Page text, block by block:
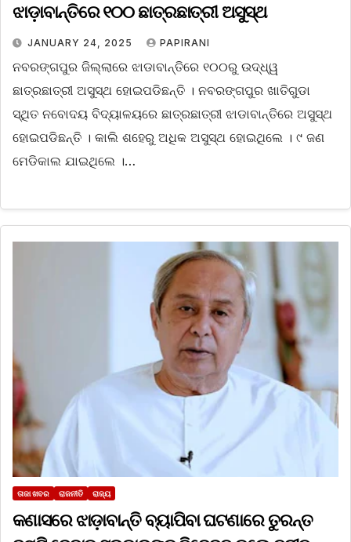
ଝାଡ଼ାବାନ୍ତିରେ ୧୦୦ ଛାତ୍ରଛାତ୍ରୀ ଅସୁସ୍ଥ
JANUARY 24, 2025 PAPIRANI
ନବରଙ୍ଗପୁର ଜିଲ୍ଲାରେ ଝାଡାବାନ୍ତିରେ ୧୦୦ରୁ ଉଦ୍ଧ୍ୱ
ଛାତ୍ରଛାତ୍ରୀ ଅସୁସ୍ଥ ହୋଇପଡିଛନ୍ତି । ନବରଙ୍ଗପୁର ଖାତିଗୁଡା
ସ୍ଥିତ ନବୋଦୟ ବିଦ୍ୟାଳୟରେ ଛାତ୍ରଛାତ୍ରୀ ଝାଡାବାନ୍ତିରେ ଅସୁସ୍ଥ
ହୋଇପଡିଛନ୍ତି । କାଲି ଶହେରୁ ଅଧିକ ଅସୁସ୍ଥ ହୋଇଥିଲେ । ୯ ଜଣ
ମେଡିକାଲ ଯାଇଥିଲେ ।…
ତାଜା ଖବର ରାଜନୀତି ରାଜ୍ୟ
କଣାସରେ ଝାଡ଼ାବାନ୍ତି ବ୍ୟାପିବା ଘଟଣାରେ ତୁରନ୍ତ